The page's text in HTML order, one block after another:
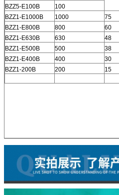
BZZ5-E100B
100
BZZ1-E1000B
1000 75
BZZ1-E800B
800 60
BZZ1-E630B
630 48
BZZ1-E500B
500 38
BZZ1-E400B
400 30
BZZ1-200B
200 15